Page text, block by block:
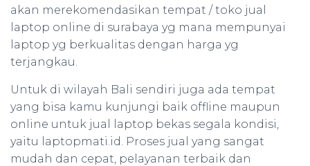
akan merekomendasikan tempat / toko jual
laptop online di surabaya yg mana mempunyai
laptop yg berkualitas dengan harga yg
terjangkau.
Untuk di wilayah Bali sendiri juga ada tempat
yang bisa kamu kunjungi baik offline maupun
online untuk jual laptop bekas segala kondisi,
yaitu laptopmati.id. Proses jual yang sangat
mudah dan cepat, pelayanan terbaik dan